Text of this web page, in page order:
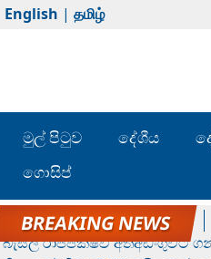
English | தமிழ்
මුල් පිටුව දේශීය
ගොසිප්
රන් ගෙනා රුමේෂ්ගේ හෙල්ලය
බැසිල් රාජපක්ෂව